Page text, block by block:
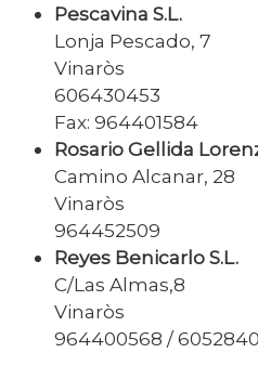
Pescavina S.L.
Lonja Pescado, 7
Vinaròs
606430453
Fax: 964401584
Rosario Gellida
Camino Alcanar, 28
Vinaròs
964452509
Reyes Benicarlo S.L.
C/Las Almas,8
Vinaròs
964400568 /